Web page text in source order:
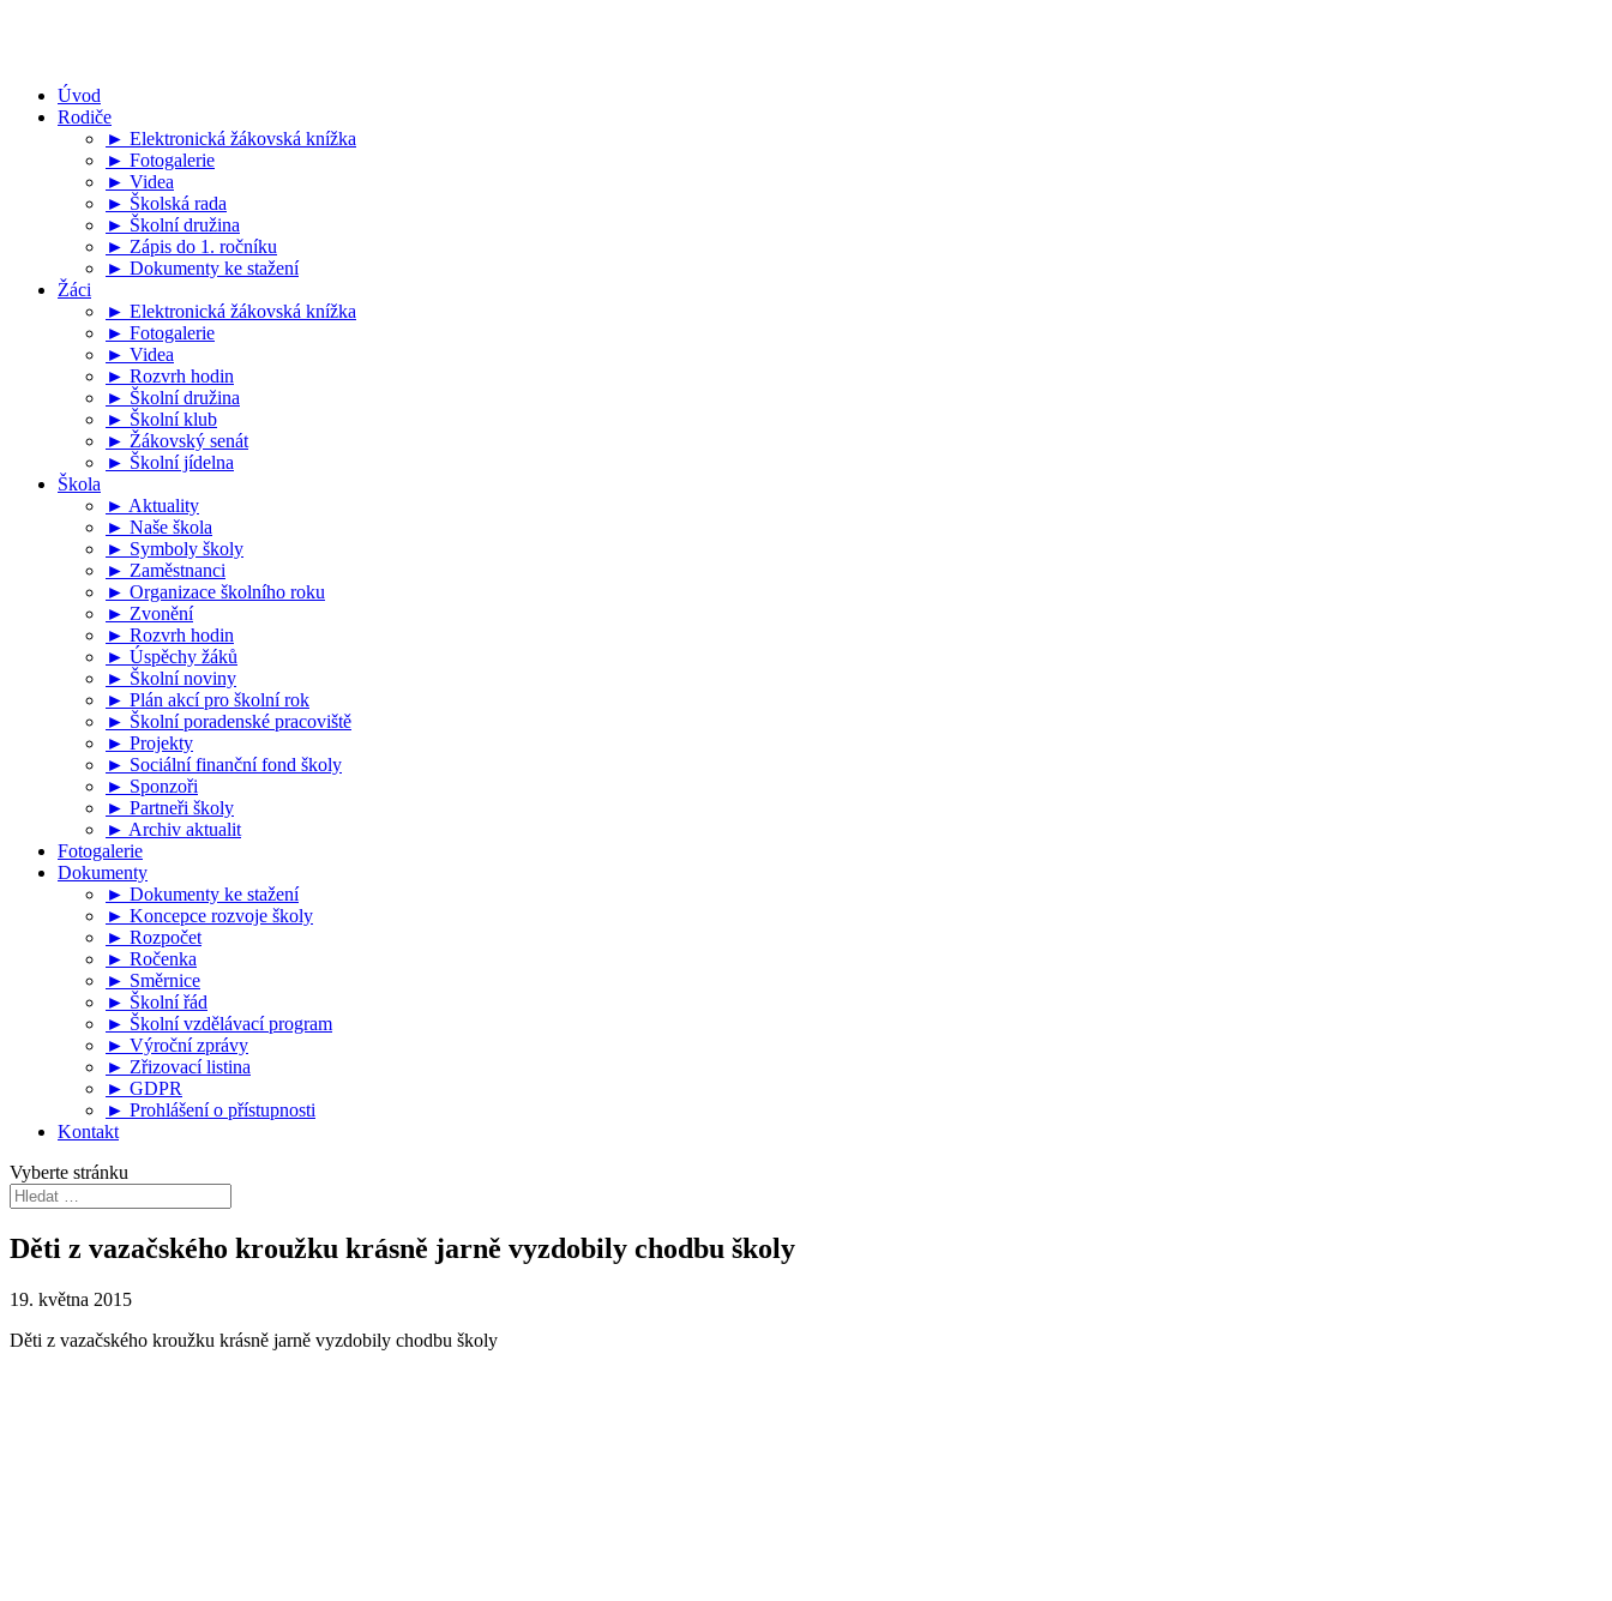
Úvod
Rodiče
► Elektronická žákovská knížka
► Fotogalerie
► Videa
► Školská rada
► Školní družina
► Zápis do 1. ročníku
► Dokumenty ke stažení
Žáci
► Elektronická žákovská knížka
► Fotogalerie
► Videa
► Rozvrh hodin
► Školní družina
► Školní klub
► Žákovský senát
► Školní jídelna
Škola
► Aktuality
► Naše škola
► Symboly školy
► Zaměstnanci
► Organizace školního roku
► Zvonění
► Rozvrh hodin
► Úspěchy žáků
► Školní noviny
► Plán akcí pro školní rok
► Školní poradenské pracoviště
► Projekty
► Sociální finanční fond školy
► Sponzoři
► Partneři školy
► Archiv aktualit
Fotogalerie
Dokumenty
► Dokumenty ke stažení
► Koncepce rozvoje školy
► Rozpočet
► Ročenka
► Směrnice
► Školní řád
► Školní vzdělávací program
► Výroční zprávy
► Zřizovací listina
► GDPR
► Prohlášení o přístupnosti
Kontakt
Vyberte stránku
Děti z vazačského kroužku krásně jarně vyzdobily chodbu školy
19. května 2015
Děti z vazačského kroužku krásně jarně vyzdobily chodbu školy